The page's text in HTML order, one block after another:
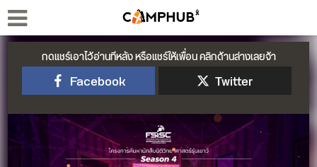
กดแชร์เอาไว้อ่านทีหลัง หรือแชร์ให้เพื่อน คลิกด้านล่างเลยจ้า
Facebook Twitter